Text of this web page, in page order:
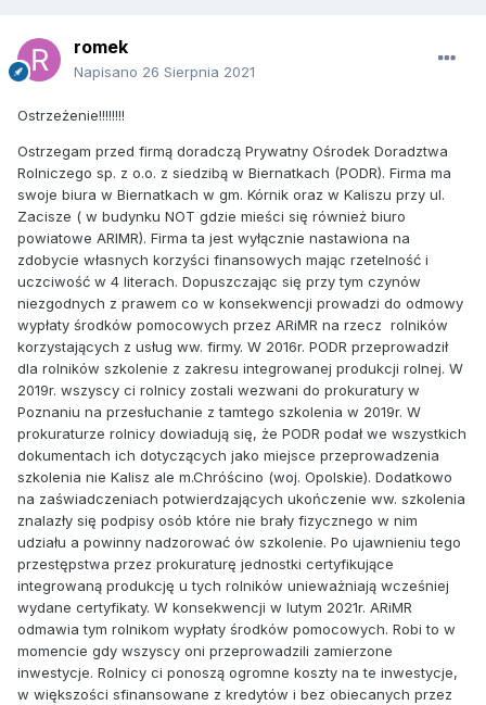
romek
Napisano 26 Sierpnia 2021
Ostrzeżenie!!!!!!!!
Ostrzegam przed firmą doradczą Prywatny Ośrodek Doradztwa
Rolniczego sp. z o.o. z siedzibą w Biernatkach (PODR). Firma ma
swoje biura w Biernatkach w gm. Kórnik oraz w Kaliszu przy ul.
Zacisze ( w budynku NOT gdzie mieści się również biuro
powiatowe ARIMR). Firma ta jest wyłącznie nastawiona na
zdobycie własnych korzyści finansowych mając rzetelność i
uczciwość w 4 literach. Dopuszczając się przy tym czynów
niezgodnych z prawem co w konsekwencji prowadzi do odmowy
wypłaty środków pomocowych przez ARiMR na rzecz rolników
korzystających z usług ww. firmy. W 2016r. PODR przeprowadził
dla rolników szkolenie z zakresu integrowanej produkcji rolnej. W
2019r. wszyscy ci rolnicy zostali wezwani do prokuratury w
Poznaniu na przesłuchanie z tamtego szkolenia w 2019r. W
prokuraturze rolnicy dowiadują się, że PODR podał we wszystkich
dokumentach ich dotyczących jako miejsce przeprowadzenia
szkolenia nie Kalisz ale m.Chróścino (woj. Opolskie). Dodatkowo
na zaświadczeniach potwierdzających ukończenie ww. szkolenia
znalazły się podpisy osób które nie brały fizycznego w nim
udziału a powinny nadzorować ów szkolenie. Po ujawnieniu tego
przestępstwa przez prokuraturę jednostki certyfikujące
integrowaną produkcję u tych rolników unieważniają wcześniej
wydane certyfikaty. W konsekwencji w lutym 2021r. ARiMR
odmawia tym rolnikom wypłaty środków pomocowych. Robi to w
momencie gdy wszyscy oni przeprowadzili zamierzone
inwestycje. Rolnicy ci ponoszą ogromne koszty na te inwestycje,
w większości sfinansowane z kredytów i bez obiecanych przez